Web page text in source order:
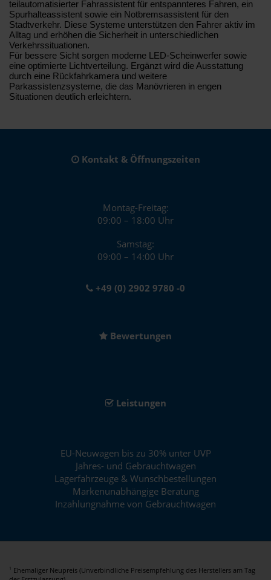
teilautomatisierter Fahrassistent für entspannteres Fahren, ein
Spurhalteassistent sowie ein Notbremsassistent für den
Stadtverkehr. Diese Systeme unterstützen den Fahrer aktiv im
Alltag und erhöhen die Sicherheit in unterschiedlichen
Verkehrssituationen.
Für bessere Sicht sorgen moderne LED-Scheinwerfer sowie
eine optimierte Lichtverteilung. Ergänzt wird die Ausstattung
durch eine Rückfahrkamera und weitere
Parkassistenzsysteme, die das Manövrieren in engen
Situationen deutlich erleichtern.
Kontakt & Öffnungszeiten
Montag-Freitag:
09:00 – 18:00 Uhr
Samstag:
09:00 – 14:00 Uhr
+49 (0) 2902 9780 -0
Bewertungen
Leistungen
EU-Neuwagen bis zu 30% unter UVP
Jahres- und Gebrauchtwagen
Lagerfahrzeuge & Wunschbestellungen
Markenunabhängige Beratung
Inzahlungnahme von Gebrauchtwagen
1
Ehemaliger Neupreis (Unverbindliche Preisempfehlung des Herstellers am Tag